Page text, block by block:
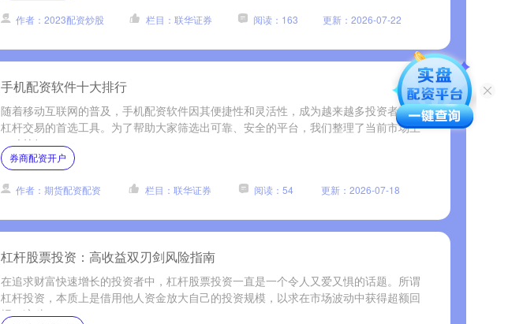
作者：2023配资炒股 栏目：联华证券 阅读：163 更新：2026-07-22
手机配资软件十大排行
随着移动互联网的普及，手机配资软件因其便捷性和灵活性，成为越来越多投资者进行
杠杆交易的首选工具。为了帮助大家筛选出可靠、安全的平台，我们整理了当前市场上
口碑较好....
券商配资开户
作者：期货配资配资 栏目：联华证券 阅读：54 更新：2026-07-18
杠杆股票投资：高收益双刃剑风险指南
在追求财富快速增长的投资者中，杠杆股票投资一直是一个令人又爱又惧的话题。所谓
杠杆投资，本质上是借用他人资金放大自己的投资规模，以求在市场波动中获得超额回
报。这种....